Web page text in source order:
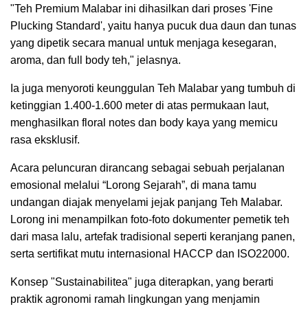
"Teh Premium Malabar ini dihasilkan dari proses 'Fine
Plucking Standard', yaitu hanya pucuk dua daun dan tunas
yang dipetik secara manual untuk menjaga kesegaran,
aroma, dan full body teh," jelasnya.
Ia juga menyoroti keunggulan Teh Malabar yang tumbuh di
ketinggian 1.400-1.600 meter di atas permukaan laut,
menghasilkan floral notes dan body kaya yang memicu
rasa eksklusif.
Acara peluncuran dirancang sebagai sebuah perjalanan
emosional melalui “Lorong Sejarah”, di mana tamu
undangan diajak menyelami jejak panjang Teh Malabar.
Lorong ini menampilkan foto-foto dokumenter pemetik teh
dari masa lalu, artefak tradisional seperti keranjang panen,
serta sertifikat mutu internasional HACCP dan ISO22000.
Konsep "Sustainabilitea" juga diterapkan, yang berarti
praktik agronomi ramah lingkungan yang menjamin